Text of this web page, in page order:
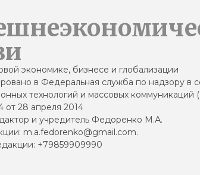
экономике, бизнесе и глобализации
в Федеральная служба по надзору в
технологий и массовых коммуникаций
от 28 апреля 2014
и учредитель Федоренко М.А.
m.a.fedorenko@gmail.com.
+79859909990